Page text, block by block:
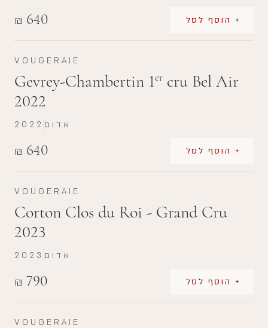
₪ 640 + הוסף לסל
VOUGERAIE
Gevrey-Chambertin 1er cru Bel Air
2022
₪ 640 + הוסף לסל
2022 אדום
VOUGERAIE
Corton Clos du Roi - Grand Cru
2023
₪ 790 + הוסף לסל
2023 אדום
VOUGERAIE